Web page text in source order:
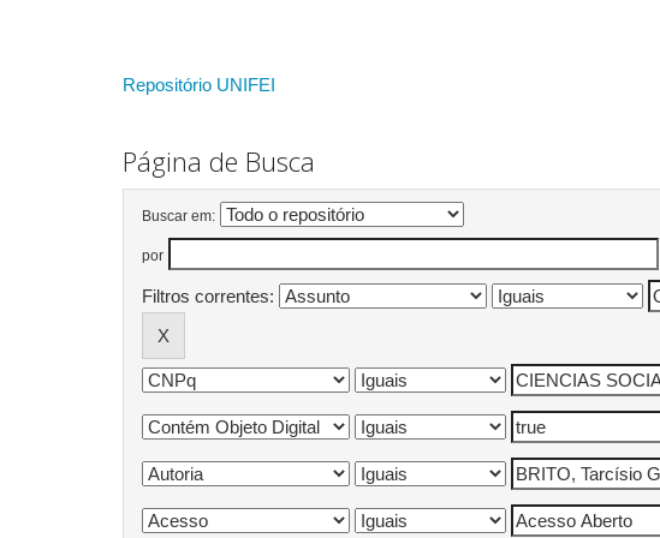
Repositório UNIFEI
Página de Busca
Buscar em:
por
Filtros correntes: